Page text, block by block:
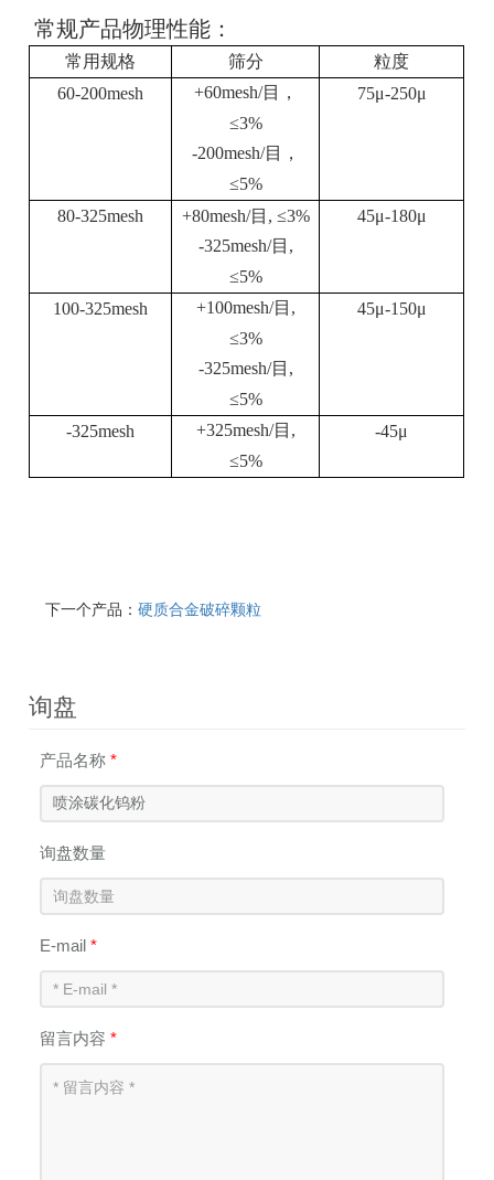
常规产品物理性能：
常用规格 筛分
粒度
60-200mesh
+60mesh/目，
≤3%
-200mesh/目，
≤5%
75μ-250μ
80-325mesh +80mesh/目 , ≤3%
-325mesh/目 ,
≤5%
45μ-180μ
100-325mesh +100mesh/目 ,
≤3%
-325mesh/目 ,
≤5%
45μ-150μ
-325mesh +325mesh/目 ,
≤5%
-45μ
下一个产品：硬质合金破碎颗粒
询盘
产品名称*
询盘数量
E-mail*
留言内容*